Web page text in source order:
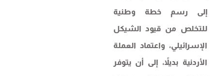
إلى رسم خطة وطنية
للتخلص من قيود الشيكل
الإسرائيلي، واعتماد العملة
الأردنية بديلاً، إلى أن يتوفر